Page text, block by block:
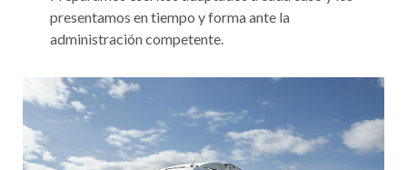
Preparamos escritos adaptados a cada caso y los
presentamos en tiempo y forma ante la